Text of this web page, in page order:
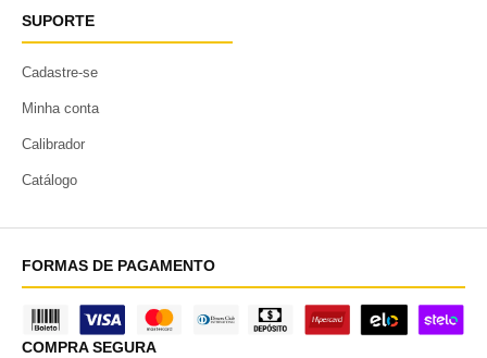
SUPORTE
Cadastre-se
Minha conta
Calibrador
Catálogo
FORMAS DE PAGAMENTO
COMPRA SEGURA